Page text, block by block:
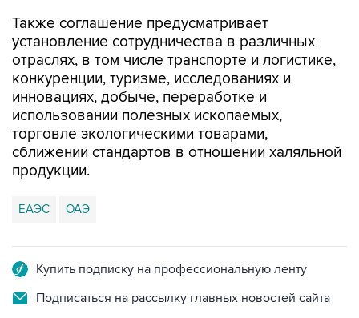
Также соглашение предусматривает
установление сотрудничества в различных
отраслях, в том числе транспорте и логистике,
конкуренции, туризме, исследованиях и
инновациях, добыче, переработке и
использовании полезных ископаемых,
торговле экологическими товарами,
сближении стандартов в отношении халяльной
продукции.
ЕАЭС ОАЭ
Купить подписку на профессиональную ленту
Подписаться на рассылку главных новостей сайта